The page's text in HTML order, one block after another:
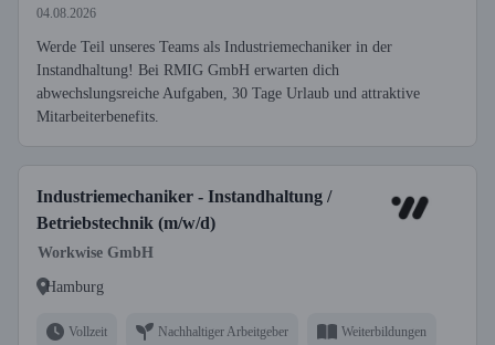
04.08.2026
Werde Teil unseres Teams als Industriemechaniker in der
Instandhaltung! Bei RMIG GmbH erwarten dich
abwechslungsreiche Aufgaben, 30 Tage Urlaub und attraktive
Mitarbeiterbenefits.
Industriemechaniker - Instandhaltung /
Betriebstechnik (m/w/d)
Workwise GmbH
Hamburg
Vollzeit Nachhaltiger Arbeitgeber Weiterbildungen